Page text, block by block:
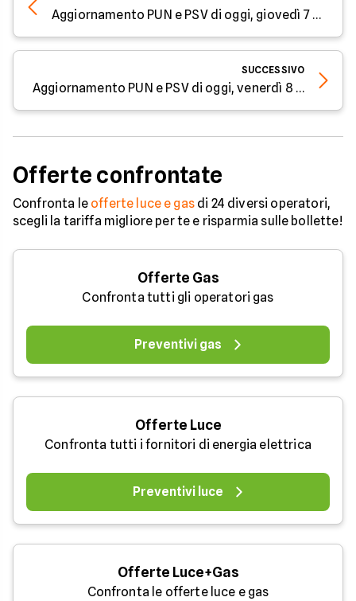
Aggiornamento PUN e PSV di oggi, giovedì 7 maggio: luce e gas tornano a scendere
SUCCESSIVO
Aggiornamento PUN e PSV di oggi, venerdì 8 maggio: prezzi ancora giù
Offerte confrontate
Confronta le offerte luce e gasdi 24 diversi operatori,
scegli la tariffa migliore per te e risparmia sulle bollette!
Offerte Gas
Confronta tutti gli operatori gas
Preventivi gas
Offerte Luce
Confronta tutti i fornitori di energia elettrica
Preventivi luce
Offerte Luce+Gas
Confronta le offerte luce e gas